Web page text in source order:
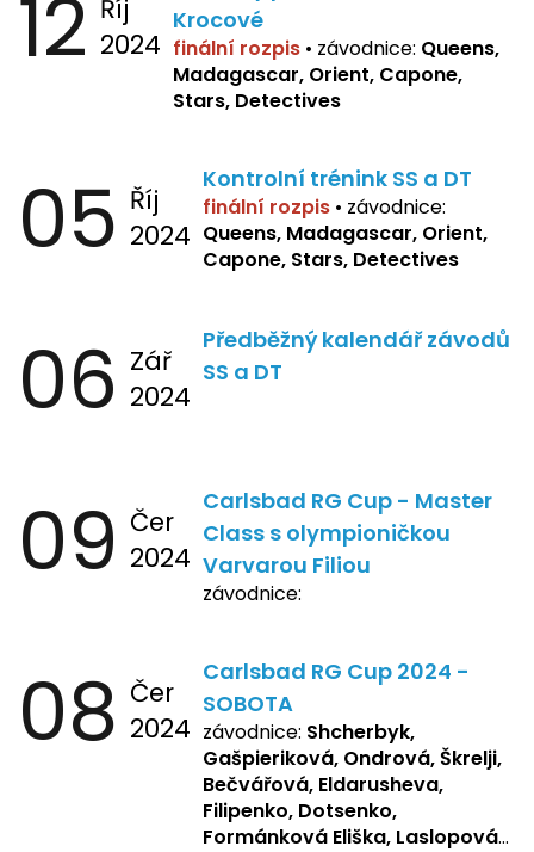
12 Říj
2024
Krocové
finální rozpis • závodnice: Queens,
Madagascar, Orient, Capone,
Stars, Detectives
05 Říj
2024
Kontrolní trénink SS a DT
finální rozpis • závodnice:
Queens, Madagascar, Orient,
Capone, Stars, Detectives
06 Zář
2024
Předběžný kalendář závodů
SS a DT
09 Čer
2024
Carlsbad RG Cup - Master
Class s olympioničkou
Varvarou Filiou
závodnice:
08 Čer
2024
Carlsbad RG Cup 2024 -
SOBOTA
závodnice: Shcherbyk,
Gašpieriková, Ondrová, Škrelji,
Bečvářová, Eldarusheva,
Filipenko, Dotsenko,
Formánková Eliška, Laslopová